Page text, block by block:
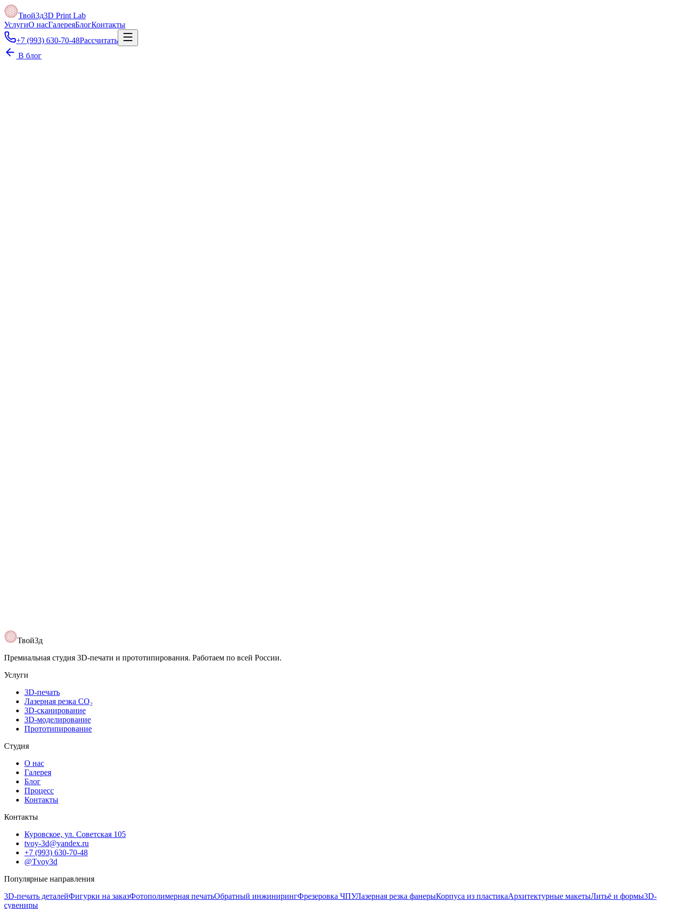
Твой3д3D Print Lab
УслугиО насГалереяБлогКонтакты
+7 (993) 630-70-48Рассчитать
В блог
Твой3д
Премиальная студия 3D-печати и прототипирования. Работаем по всей России.
Услуги
3D-печать
Лазерная резка CO₂
3D-сканирование
3D-моделирование
Прототипирование
Студия
О нас
Галерея
Блог
Процесс
Контакты
Контакты
Куровское, ул. Советская 105
tvoy-3d@yandex.ru
+7 (993) 630-70-48
@Tvoy3d
Популярные направления
3D-печать деталейФигурки на заказФотополимерная печатьОбратный инжинирингФрезеровка ЧПУЛазерная резка фанерыКорпуса из пластикаАрхитектурные макетыЛитьё и формы3D-
сувениры